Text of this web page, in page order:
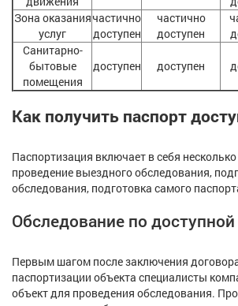
Зона оказания
услуг
частично
доступен
частично
доступен
Санитарно-
бытовые
помещения
доступен доступен
Как получить паспорт
Паспортизация включает в себя
проведение выездного обследования,
обследования, подготовка самого
Обследование по
Первым шагом после заключения
паспортизации объекта специалисты
объект для проведения обследования.